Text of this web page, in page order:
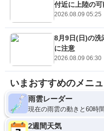
付近に上陸の可
2026.08.09 05:25
8月9日(日)の
に注意
2026.08.09 06:30
いまおすすめのメニ
雨雲レーダー
現在の雨雲の動きと60時
2週間天気